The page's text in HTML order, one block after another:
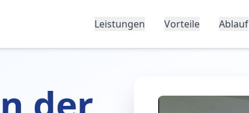
Leistungen Vorteile Ablauf